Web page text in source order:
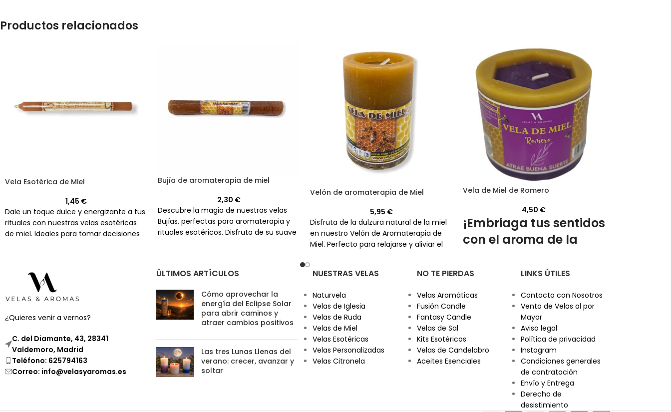
Productos relacionados
Vela Esotérica de Miel
1,45 €
Dale un toque dulce y energizante a tus
rituales con nuestras velas esotéricas
de miel. Ideales para tomar decisiones
Bujía de aromaterapia de miel
2,30 €
Descubre la magia de nuestras velas
Bujías, perfectas para aromaterapia y
rituales esotéricos. Disfruta de su suave
Velón de aromaterapia de Miel
5,95 €
Disfruta de la dulzura natural de la miel
en nuestro Velón de Aromaterapia de
Miel. Perfecto para relajarse y aliviar el
Vela de Miel de Romero
4,50 €
¡Embriaga tus sentidos
con el aroma de la
Añade un toque de naturaleza y
yconvierte tu espacio connuestra vela
artesanal de miel de romero!
¿Quieres venir a vernos?
C. del Diamante, 43, 28341
Valdemoro, Madrid
Teléfono: 625794163
Correo: info@velasyaromas.es
ÚLTIMOS ARTÍCULOS
Cómo aprovechar la
energía del Eclipse Solar
para abrir caminos y
atraer cambios positivos
Las tres Lunas Llenas del
verano: crecer, avanzar y
soltar
NUESTRAS VELAS
Naturvela
Velas de Iglesia
Velas de Ruda
Velas de Miel
Velas Esotéricas
Velas Personalizadas
Velas Citronela
NO TE PIERDAS
Velas Aromáticas
Fusión Candle
Fantasy Candle
Velas de Sal
Kits Esotéricos
Velas de Candelabro
Aceites Esenciales
LINKS ÚTILES
Contacta con Nosotros
Venta de Velas al por
Mayor
Aviso legal
Política de privacidad
Instagram
Condiciones generales
de contratación
Envío y Entrega
Derecho de
desistimiento